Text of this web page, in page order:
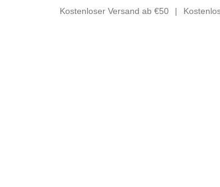
Kostenloser Versand ab €50